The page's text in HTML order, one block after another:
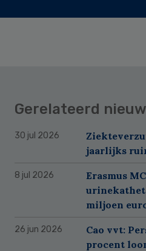
Gerelateerd
30 jul 2026
jaarlijks
8 jul 2026
Erasmus
miljoen
26 jun 2026
Cao vvt:
procent